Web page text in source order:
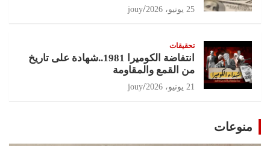
25 يونيو، 2026 jouy
تحقيقات
انتفاضة الكوميرا 1981..شهادة على تاريخ
من القمع والمقاومة
21 يونيو، 2026 jouy
منوعات